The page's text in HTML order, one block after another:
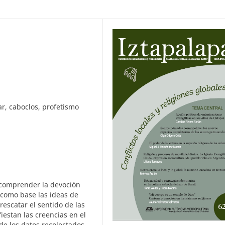
caboclos, profetismo
la devoción
base las ideas de
el sentido de las
las creencias en el